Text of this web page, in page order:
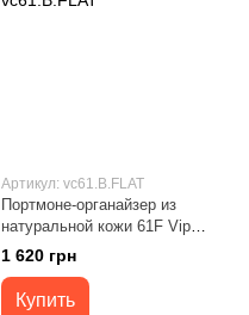
Артикул: vc61.B.FLAT
Портмоне-органайзер из
натуральной кожи 61F Vip
Collection, коричневый
vc61.B.FLAT
1 620 грн
Купить